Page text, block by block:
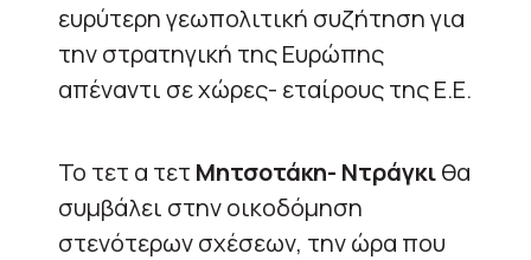
ευρύτερη γεωπολιτική συζήτηση για
την στρατηγική της Ευρώπης
απέναντι σε χώρες- εταίρους της Ε.Ε.
Το τετ α τετ Μητσοτάκη- Ντράγκιθα
συμβάλει στην οικοδόμηση
στενότερων σχέσεων, την ώρα που